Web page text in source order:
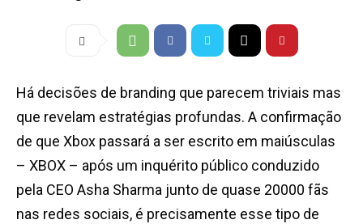
Há decisões de branding que parecem triviais mas
que revelam estratégias profundas. A confirmação
de que Xbox passará a ser escrito em maiúsculas
– XBOX – após um inquérito público conduzido
pela CEO Asha Sharma junto de quase 20000 fãs
nas redes sociais, é precisamente esse tipo de